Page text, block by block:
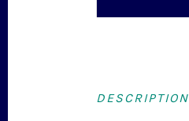
DESCRIPTION